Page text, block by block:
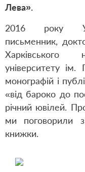
Лева».
2016 року
письменник,
Харківського
університету
монографій і
«від бароко до
річний ювілей.
ми поговорили з
книжки.